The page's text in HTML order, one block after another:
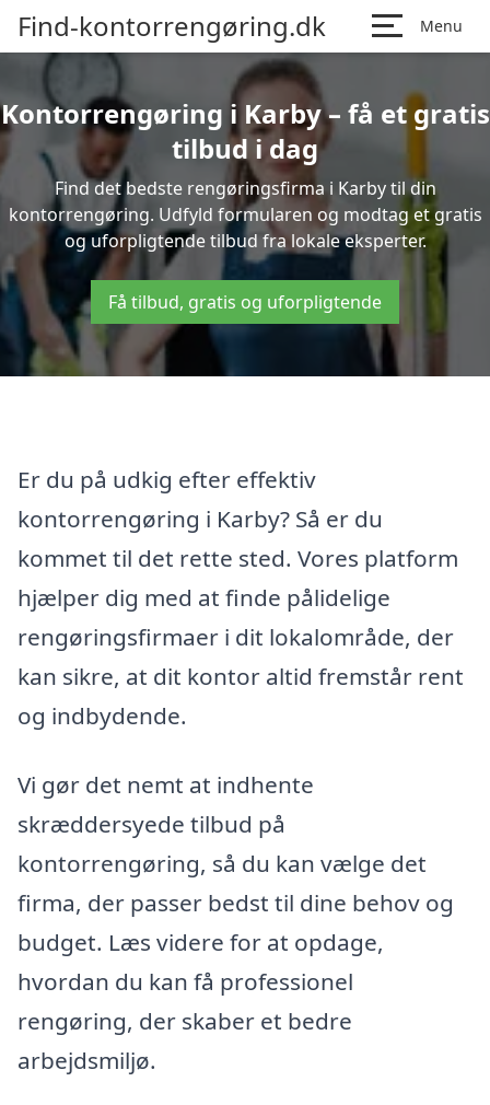
Find-kontorrengøring.dk Menu
Kontorrengøring i Karby – få et gratis
tilbud i dag
Find det bedste rengøringsfirma i Karby til din
kontorrengøring. Udfyld formularen og modtag et gratis
og uforpligtende tilbud fra lokale eksperter.
Få tilbud, gratis og uforpligtende
Er du på udkig efter effektiv
kontorrengøring i Karby? Så er du
kommet til det rette sted. Vores platform
hjælper dig med at finde pålidelige
rengøringsfirmaer i dit lokalområde, der
kan sikre, at dit kontor altid fremstår rent
og indbydende.
Vi gør det nemt at indhente
skræddersyede tilbud på
kontorrengøring, så du kan vælge det
firma, der passer bedst til dine behov og
budget. Læs videre for at opdage,
hvordan du kan få professionel
rengøring, der skaber et bedre
arbejdsmiljø.